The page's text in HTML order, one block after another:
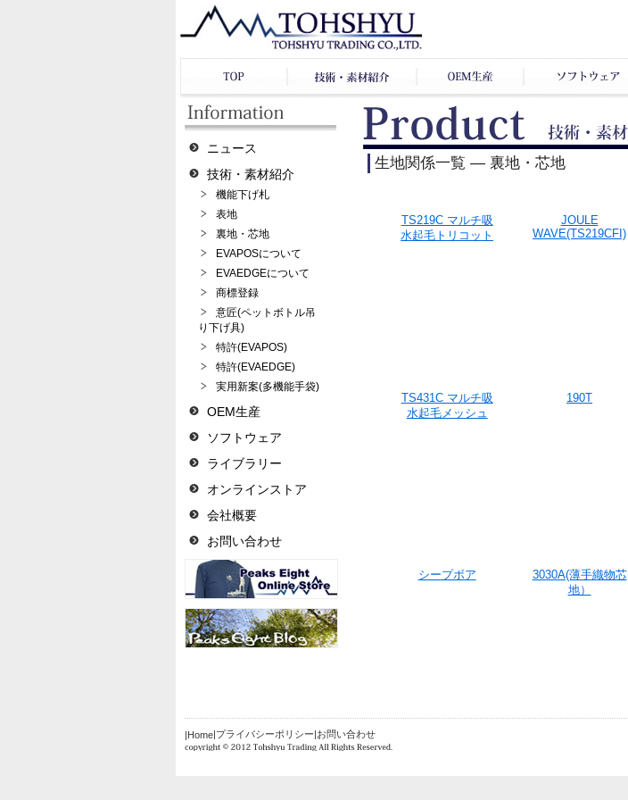
ニュース
技術・素材紹介
機能下げ札
表地
裏地・芯地
EVAPOSについて
EVAEDGEについて
商標登録
意匠(ペットボトル吊
り下げ具)
特許(EVAPOS)
特許(EVAEDGE)
実用新案(多機能手袋)
OEM生産
ソフトウェア
ライブラリー
オンラインストア
会社概要
お問い合わせ
生地関係一覧 ― 裏地・芯地
TS219C マルチ吸
水起毛トリコット
JOULE
WAVE(TS219CFI)
TS431C マルチ吸
水起毛メッシュ
190T
シープボア
3030A(薄手織物芯
地）
|Home |プライバシーポリシー |お問い合わせ